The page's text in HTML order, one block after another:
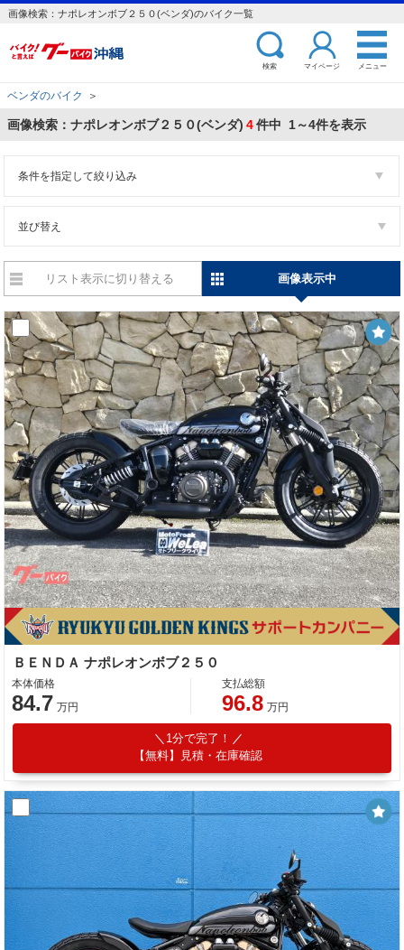
画像検索：ナポレオンボブ２５０(ベンダ)のバイク一覧
検索 マイページ メニュー
ベンダのバイク ＞
画像検索：ナポレオンボブ２５０(ベンダ) 4件中 1～4件を表示
条件を指定して絞り込み
並び替え
リスト表示に切り替える 画像表示中
ＢＥＮＤＡ ナポレオンボブ２５０
本体価格
84.7 万円
支払総額
96.8 万円
1分で完了！
【無料】見積・在庫確認